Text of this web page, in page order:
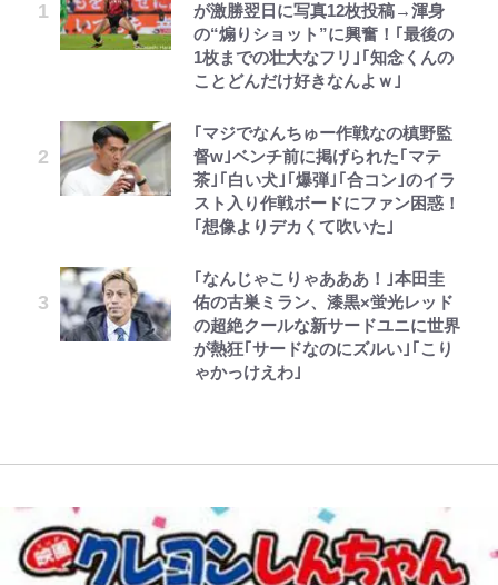
が激勝翌日に写真12枚投稿→渾身
の“煽りショット”に興奮！｢最後の
1枚までの壮大なフリ｣｢知念くんの
ことどんだけ好きなんよｗ｣
｢マジでなんちゅー作戦なの槙野監
督w｣ベンチ前に掲げられた｢マテ
茶｣｢白い犬｣｢爆弾｣｢合コン｣のイラ
スト入り作戦ボードにファン困惑！
｢想像よりデカくて吹いた｣
｢なんじゃこりゃあああ！｣本田圭
佑の古巣ミラン、漆黒×蛍光レッド
の超絶クールな新サードユニに世界
が熱狂｢サードなのにズルい｣｢こり
ゃかっけえわ｣
て原画を売却!? 画集『KING OF
POP』で起死回生！
武田久美子が“伝説の貝殻水着”の
近藤真彦主演ハイティーン・ブギで
のキス
「のりの芝居は観たいと」藤原紀香
が明かす夫・片岡愛之助との関係
もらう存在
霊、未確認生命体まで…昭和キッズ
を震え上がらせた「恐怖のテレビ番
組」
戦≡』で描かれた、本編最強の呪術
師たちの「その後」 虎杖、東堂、
釘崎らの数十年後の姿とは
「ハイキュー!! おせち2027」の予
した三段重にファン感激「エモすぎ
る」
毎日お風呂に入れたいゾ
えびめしの流儀
骨・肋骨くっきりトレ姿に「痩せ過
ぎてませんか」心配の声も 夫・黒
木啓司にはDV巡る逮捕報道
腹見せミニ丈スカート姿に驚きの声
「あゆかと思った」「どんだけ若い
んだよ」
千葉雄大、ほっそりイケメン近影に
聴者が想った激変の納得理由
(3)
公式-異世界クラフトぐらし~自由気
フ~ 第45話(3)
公式-かたわれ令嬢が男装する理由
第1話
スタイルもアリ！ 初挑戦の「ハッ
チバックテント」簡単リビング設営
＆使い勝手は想像以上！「実践レ
ポ」
【当事者が語る】“海なし県民”と
海に行くなら教えてあげてほしい
「3つの事」 あまりの“不慣れ”さが
招いた「ガッカリ経験」レポ
正体とは？ 身近な場所で見つける
コツを紹介【あなたのすぐそばにい
る「季節の虫」の探し方 vol.21】
第3回 出版までの道のり・その2
レビュー『仮面家族』悠木シュン・
著